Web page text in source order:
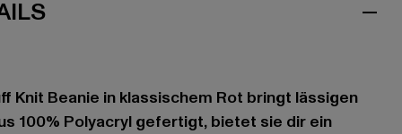
Knit Beanie in klassischem Rot bringt lässigen
100% Polyacryl gefertigt, bietet sie dir ein